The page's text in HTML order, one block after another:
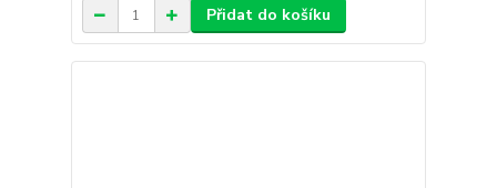
Přidat do košíku